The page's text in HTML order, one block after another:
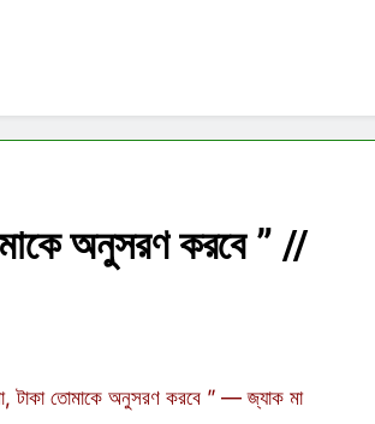
অনুসরণ করবে ” //
টাকা তোমাকে অনুসরণ করবে ” — জ্যাক মা